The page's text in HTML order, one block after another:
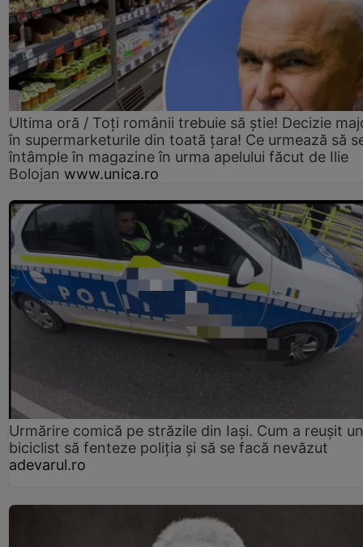
Ultima oră / Toți românii trebuie să știe! Decizie
în supermarketurile din toată țara! Ce urmează să
întâmple în magazine în urma apelului făcut de Ilie
Bolojan www.unica.ro
Urmărire comică pe străzile din Iași. Cum a reușit un
biciclist să fenteze poliția și să se facă nevăzut
adevarul.ro